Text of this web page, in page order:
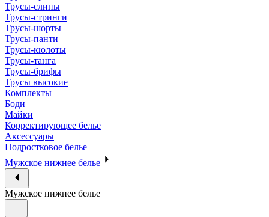
Трусы-слипы
Трусы-стринги
Трусы-шорты
Трусы-панти
Трусы-кюлоты
Трусы-танга
Трусы-брифы
Трусы высокие
Комплекты
Боди
Майки
Корректирующее белье
Аксессуары
Подростковое белье
Мужское нижнее белье
Мужское нижнее белье